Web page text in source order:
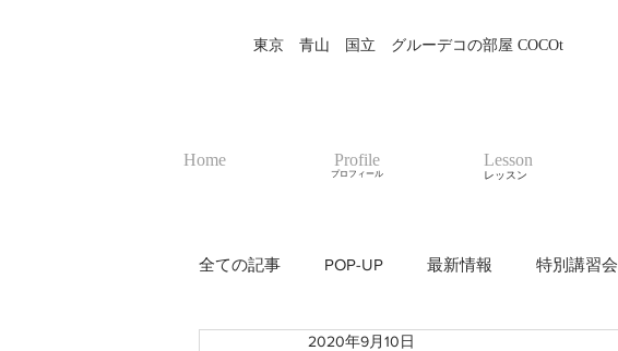
東京 青山 国立 グルーデコの部屋 COCOt
Home Profile Lesson
プロフィール レッスン
全ての記事 POP-UP 最新情報 特別講習会
2020年9月10日